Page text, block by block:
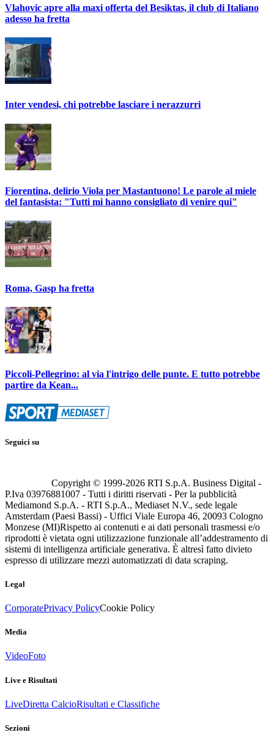
Vlahovic apre alla maxi offerta del Besiktas, il club di Italiano
adesso ha fretta
Inter vendesi, chi potrebbe lasciare i nerazzurri
Fiorentina, delirio Viola per Mastantuono! Le parole al miele
del fantasista: "Tutti mi hanno consigliato di venire qui"
Roma, Gasp ha fretta
Piccoli-Pellegrino: al via l'intrigo delle punte. E tutto potrebbe
partire da Kean...
Seguici su
Copyright © 1999-2026 RTI S.p.A. Business Digital -
P.Iva 03976881007 - Tutti i diritti riservati - Per la pubblicità
Mediamond S.p.A. - RTI S.p.A., Mediaset N.V., sede legale
Amsterdam (Paesi Bassi) - Uffici Viale Europa 46, 20093 Cologno
Monzese (MI)Rispetto ai contenuti e ai dati personali trasmessi e/o
riprodotti è vietata ogni utilizzazione funzionale all’addestramento di
sistemi di intelligenza artificiale generativa. È altresì fatto divieto
espresso di utilizzare mezzi automatizzati di data scraping.
Legal
CorporatePrivacy PolicyCookie Policy
Media
VideoFoto
Live e Risultati
LiveDiretta CalcioRisultati e Classifiche
Sezioni